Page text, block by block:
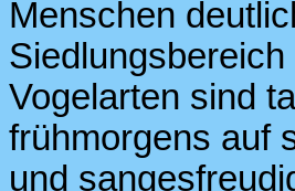
Menschen
Vogelarten sind
frühmorgens auf
und